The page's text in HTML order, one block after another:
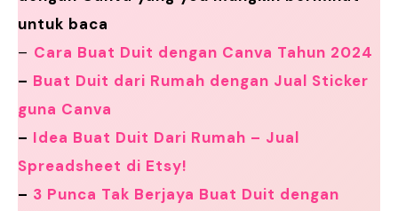
untuk baca
– Cara Buat Duit dengan Canva Tahun 2024
– Buat Duit dari Rumah dengan Jual Sticker
guna Canva
– Idea Buat Duit Dari Rumah – Jual
Spreadsheet di Etsy!
– 3 Punca Tak Berjaya Buat Duit dengan